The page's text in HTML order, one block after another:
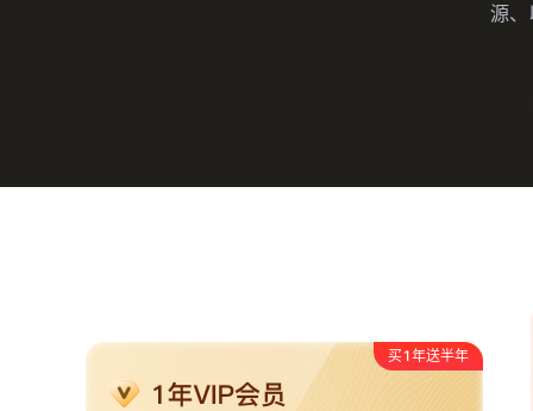
源
买1年送半年